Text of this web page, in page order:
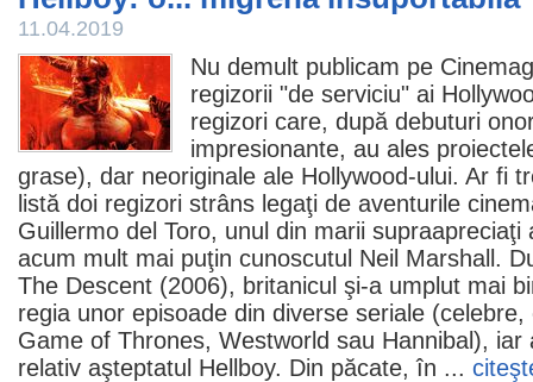
11.04.2019
Nu demult publicam pe
regizorii "de serviciu" ai
regizori care, după debuturi
impresionante, au ales
grase), dar neoriginale ale Hollywood-ului. Ar fi
listă doi regizori strâns legaţi de aventurile
Guillermo del Toro, unul din marii supraapreciaţi
acum mult mai puţin cunoscutul Neil Marshall .
The Descent (2006), britanicul şi-a umplut mai
regia unor episoade din diverse seriale
Game of Thrones, Westworld sau Hannibal),
relativ aşteptatul Hellboy. Din păcate, în ...